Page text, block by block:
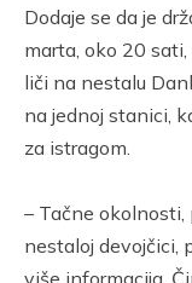
Dodaje se da je
marta, oko 20
liči na nestalu
na jednoj stanici,
za istragom.
– Tačne
nestaloj devojčici,
više informacija.